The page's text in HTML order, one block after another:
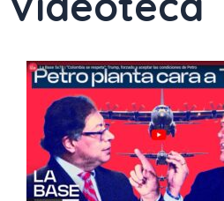
Page Page Page Page